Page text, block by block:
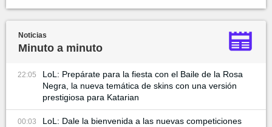
Noticias
Minuto a minuto
22:05
LoL: Prepárate para la fiesta con el Baile de la Rosa
Negra, la nueva temática de skins con una versión
prestigiosa para Katarian
00:03
LoL: Dale la bienvenida a las nuevas competiciones